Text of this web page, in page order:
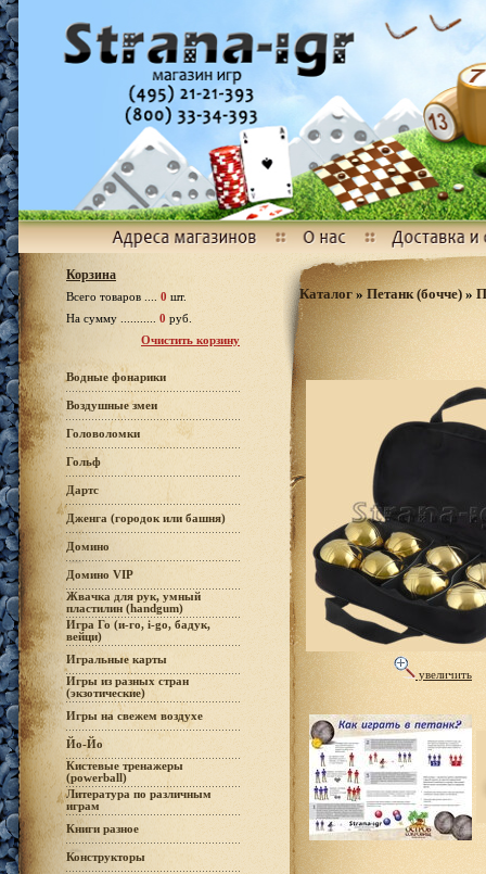
Корзина
Всего товаров ....0 шт.
На сумму ........... 0 руб.
Очистить корзину
Водные фонарики
Воздушные змеи
Головоломки
Гольф
Дартс
Дженга (городок или башня)
Домино
Домино VIP
Жвачка для рук, умный
пластилин (handgum)
Игра Го (и-го, i-go, бадук,
вейци)
Игральные карты
Игры из разных стран
(экзотические)
Игры на свежем воздухе
Йо-Йо
Кистевые тренажеры
(powerball)
Литература по различным
играм
Книги разное
Конструкторы
Каталог»Петанк (бочче)»
увеличить